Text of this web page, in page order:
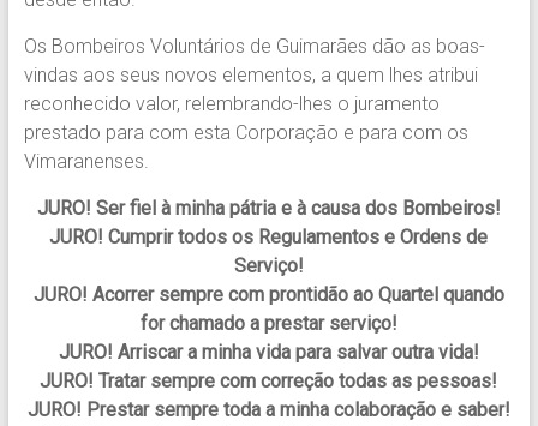
Os Bombeiros Voluntários de Guimarães dão as boas-
vindas aos seus novos elementos, a quem lhes atribui
reconhecido valor, relembrando-lhes o juramento
prestado para com esta Corporação e para com os
Vimaranenses.
JURO! Ser fiel à minha pátria e à causa dos Bombeiros!
JURO! Cumprir todos os Regulamentos e Ordens de
Serviço!
JURO! Acorrer sempre com prontidão ao Quartel quando
for chamado a prestar serviço!
JURO! Arriscar a minha vida para salvar outra vida!
JURO! Tratar sempre com correção todas as pessoas!
JURO! Prestar sempre toda a minha colaboração e saber!